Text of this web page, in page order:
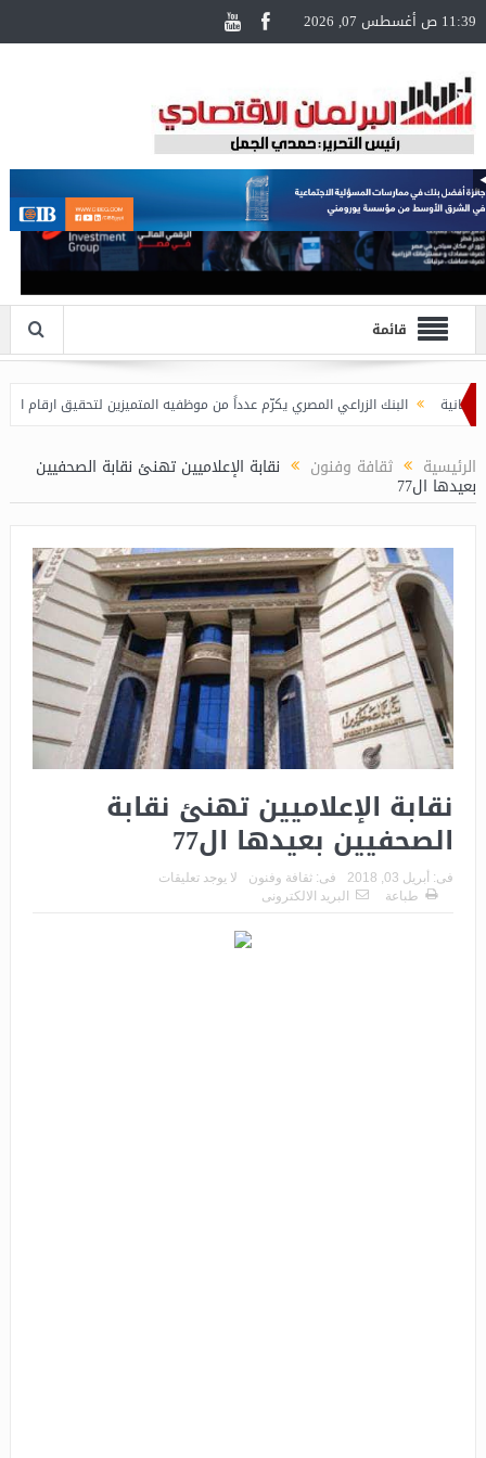
11:39 ص أغسطس 07, 2026
قائمة
البنك الزراعي المصري يكرّم عدداً من موظفيه المتميزين لتحقيق ارقام استثنائية
الرئيسية ثقافة وفنون نقابة الإعلاميين تهنئ نقابة الصحفيين
بعيدها ال77
نقابة الإعلاميين تهنئ نقابة
الصحفيين بعيدها ال77
فى: أبريل 03, 2018 فى: ثقافة وفنون
لا يوجد تعليقات
طباعة
البريد الالكترونى